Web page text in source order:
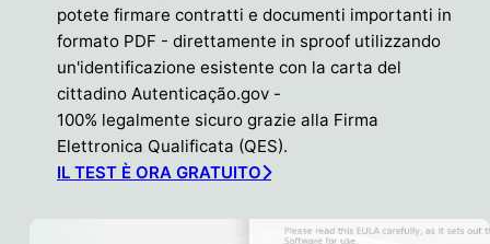
potete firmare contratti e documenti importanti in
formato PDF - direttamente in sproof utilizzando
un'identificazione esistente con la carta del
cittadino Autenticação.gov -
100% legalmente sicuro grazie alla Firma
Elettronica Qualificata (QES).
IL TEST È ORA GRATUITO